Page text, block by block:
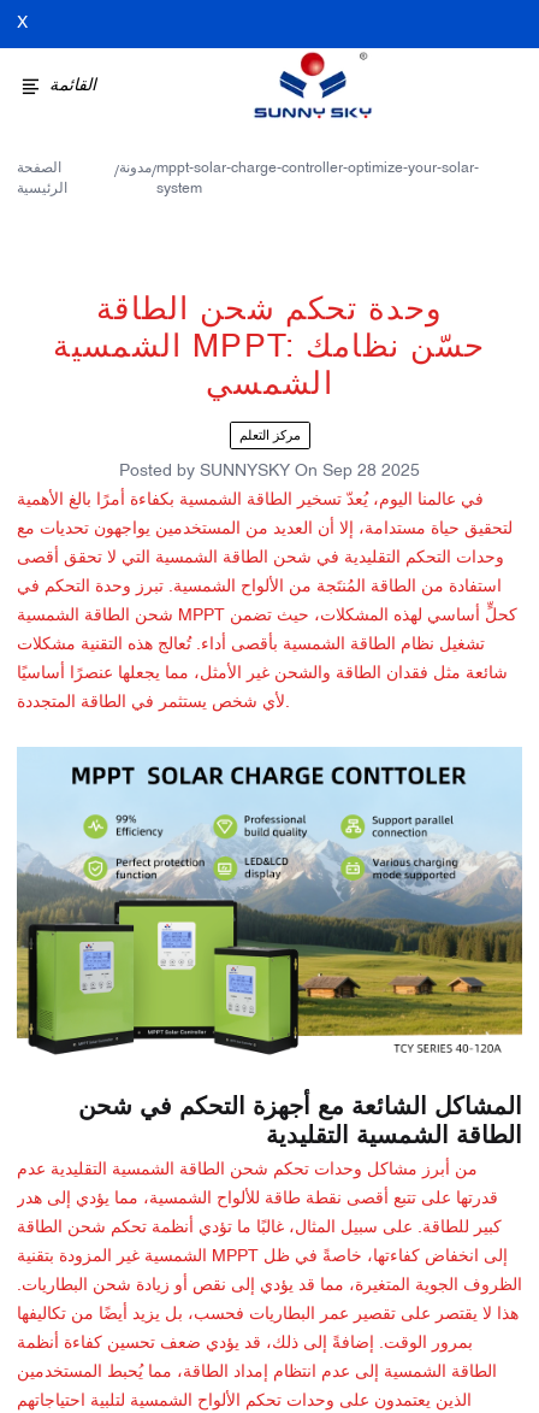
X
القائمة
الصفحة
الرئيسية
/مدونة/mppt-solar-charge-controller-optimize-your-solar-
system
وحدة تحكم شحن الطاقة
الشمسية MPPT: حسّن نظامك
الشمسي
مركز التعلم
Posted by SUNNYSKY On Sep 28 2025
في عالمنا اليوم، يُعدّ تسخير الطاقة الشمسية بكفاءة أمرًا بالغ الأهمية
لتحقيق حياة مستدامة، إلا أن العديد من المستخدمين يواجهون تحديات مع
وحدات التحكم التقليدية في شحن الطاقة الشمسية التي لا تحقق أقصى
استفادة من الطاقة المُنتَجة من الألواح الشمسية. تبرز وحدة التحكم في
شحن الطاقة الشمسية MPPT كحلٍّ أساسي لهذه المشكلات، حيث تضمن
تشغيل نظام الطاقة الشمسية بأقصى أداء. تُعالج هذه التقنية مشكلات
شائعة مثل فقدان الطاقة والشحن غير الأمثل، مما يجعلها عنصرًا أساسيًا
لأي شخص يستثمر في الطاقة المتجددة.
المشاكل الشائعة مع أجهزة التحكم في شحن
الطاقة الشمسية التقليدية
من أبرز مشاكل وحدات تحكم شحن الطاقة الشمسية التقليدية عدم
قدرتها على تتبع أقصى نقطة طاقة للألواح الشمسية، مما يؤدي إلى هدر
كبير للطاقة. على سبيل المثال، غالبًا ما تؤدي أنظمة تحكم شحن الطاقة
الشمسية غير المزودة بتقنية MPPT إلى انخفاض كفاءتها، خاصةً في ظل
الظروف الجوية المتغيرة، مما قد يؤدي إلى نقص أو زيادة شحن البطاريات.
هذا لا يقتصر على تقصير عمر البطاريات فحسب، بل يزيد أيضًا من تكاليفها
بمرور الوقت. إضافةً إلى ذلك، قد يؤدي ضعف تحسين كفاءة أنظمة
الطاقة الشمسية إلى عدم انتظام إمداد الطاقة، مما يُحبط المستخدمين
الذين يعتمدون على وحدات تحكم الألواح الشمسية لتلبية احتياجاتهم